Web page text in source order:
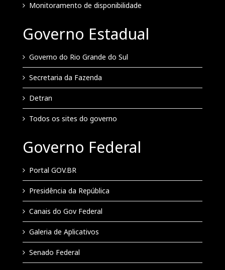
Monitoramento de disponibilidade
Governo Estadual
Governo do Rio Grande do Sul
Secretaria da Fazenda
Detran
Todos os sites do governo
Governo Federal
Portal GOV.BR
Presidência da República
Canais do Gov Federal
Galeria de Aplicativos
Senado Federal